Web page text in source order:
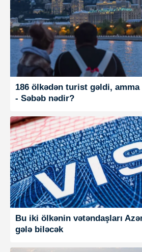
186 ölkədən turist gəldi,
- Səbəb nədir?
Bu iki ölkənin vətəndaşları
gələ biləcək